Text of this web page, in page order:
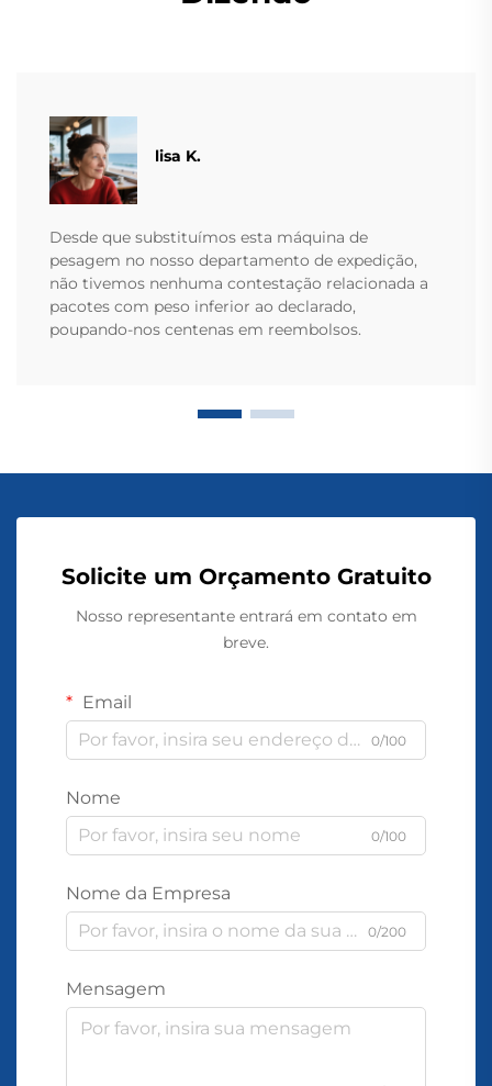
lisa K.
Desde que substituímos esta máquina de
pesagem no nosso departamento de expedição,
não tivemos nenhuma contestação relacionada a
pacotes com peso inferior ao declarado,
poupando-nos centenas em reembolsos.
Solicite um Orçamento Gratuito
Nosso representante entrará em contato em
breve.
Email
0/100
Nome
0/100
Nome da Empresa
0/200
Mensagem